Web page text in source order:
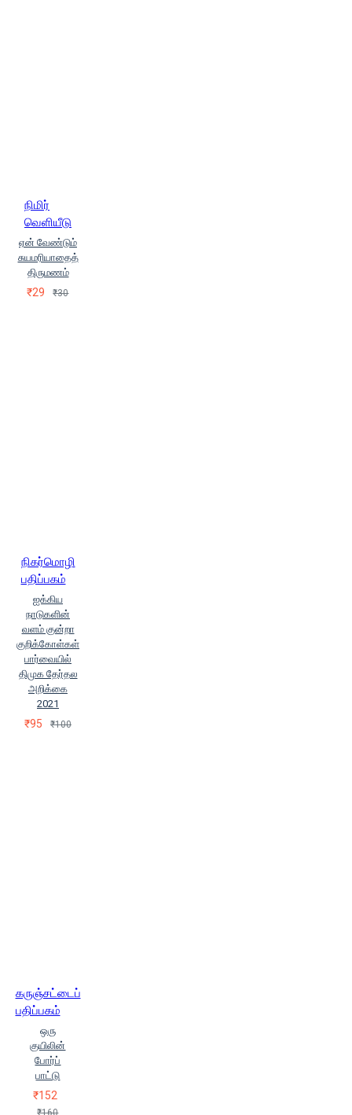
நிமிர்
வெளியீடு
ஏன் வேண்டும்
சுயமரியாதைத்
திருமணம்
₹29 ₹30
நிகர்மொழி
பதிப்பகம்
ஐக்கிய
நாடுகளின்
வளம் குன்றா
குறிக்கோள்கள்
பார்வையில்
திமுக தேர்தல
அறிக்கை
2021
₹95 ₹100
கருஞ்சட்டைப்
பதிப்பகம்
ஒரு
குயிலின்
போர்ப்
பாட்டு
₹152
₹160